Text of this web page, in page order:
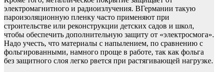
электромагнитного и радиоизлучения. ВГермании такую
пароизоляционную пленку часто применяют при
строительстве или реконструкции детских садов и школ,
чтобы обеспечить дополнительную защиту от «электросмога».
Надо учесть, что материалы с напылением, по сравнению с
фольгированными, намного проще в работе, так как фольга
без защитного слоя легко рвется при растягивающей нагрузке.